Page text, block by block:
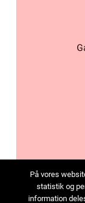
På vores
statistik og
information